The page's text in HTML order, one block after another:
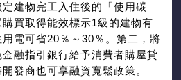
定建物完工入住後的「使用碳
買取得能效標示1級的建物有
電可省20％～30％。第二，將
融指引銀行給予消費者購屋貸
發商也可享融資寬鬆政策。